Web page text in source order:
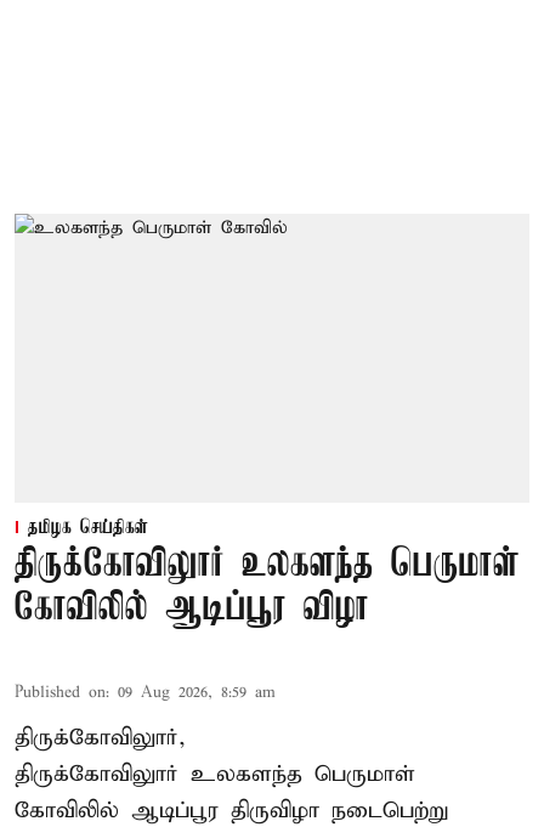
தமிழக செய்திகள்
திருக்கோவிலுார் உலகளந்த பெருமாள்
கோவிலில் ஆடிப்பூர விழா
Published on: 09 Aug 2026, 8:59 am
திருக்கோவிலுார்,
திருக்கோவிலுார் உலகளந்த பெருமாள்
கோவிலில் ஆடிப்பூர திருவிழா நடைபெற்று